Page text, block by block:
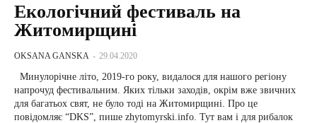
Екологічний фестиваль на
Житомирщині
OKSANA GANSKA - 29.04.2020
напрочуд фестивальним. Яких тільки заходів, окрім вже звичних
для багатьох свят, не було тоді на Житомирщині. Про це
повідомляє “DKS”, пише zhytomyrski.info. Тут вам і для рибалок